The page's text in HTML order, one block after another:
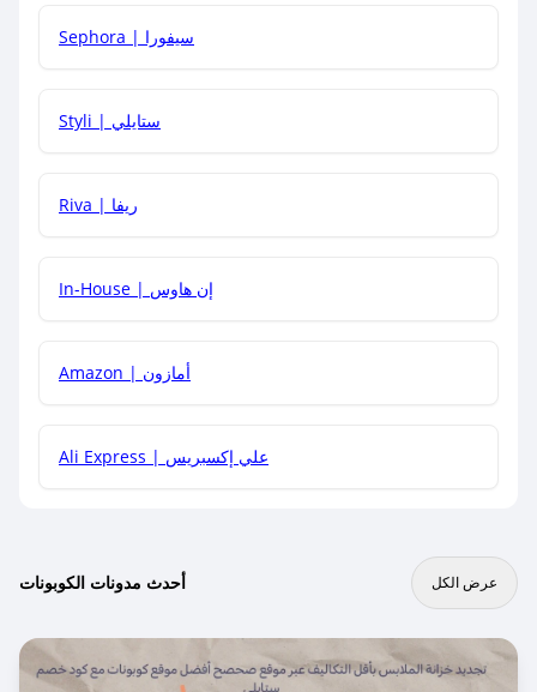
هل يمكنني جمع كود خصم مع العروض الأخرى؟
Sephora | سيفورا
Styli | ستايلي
Riva | ريفا
In-House | إن هاوس
Amazon | أمازون
Ali Express | علي إكسبريس
أحدث مدونات الكوبونات عرض الكل